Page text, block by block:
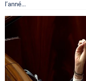
l’anné...